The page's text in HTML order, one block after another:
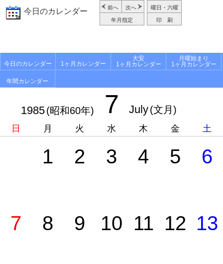
今日のカレンダー 前へ 次へ
年月指定
曜日・六曜
印 刷
今日のカレンダー 1ヶ月カレンダー
大安
1ヶ月カレンダー
月曜始まり
1ヶ月カレンダー
年間カレンダー
1985(昭和60年) 7 July(文月)
日 月 火 水 木 金 土
1 2 3 4 5 6
7 8 9 10 11 12 13